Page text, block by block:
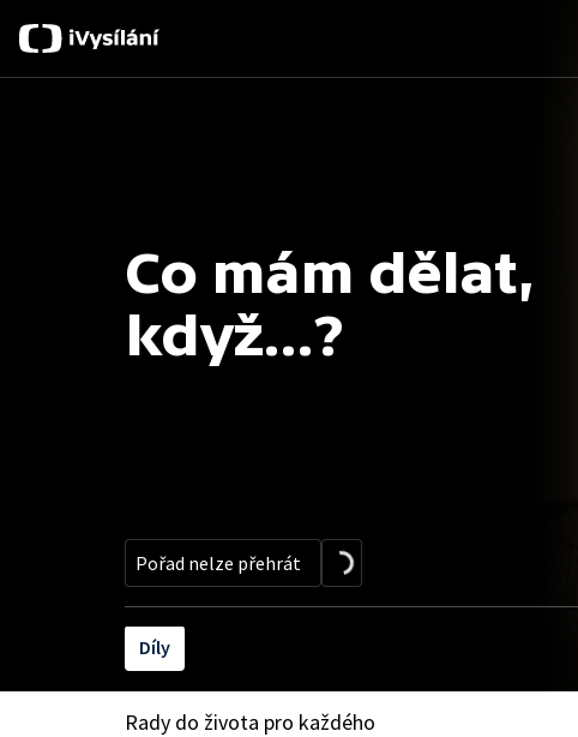
Co mám dělat,
když...?
Pořad nelze přehrát
Díly
Rady do života pro každého